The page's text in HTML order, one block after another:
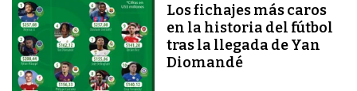
Los fichajes más caros
en la historia del fútbol
tras la llegada de Yan
Diomandé